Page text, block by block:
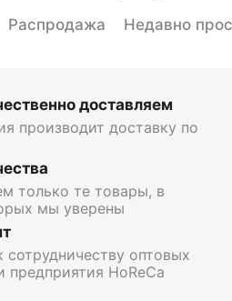
Распродажа Недавно
доставляем
производит доставку по
только те товары, в
мы уверены
оптовых
предприятия HoReCa